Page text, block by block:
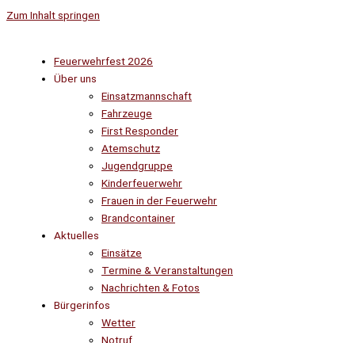
Zum Inhalt springen
Feuerwehrfest 2026
Über uns
Einsatzmannschaft
Fahrzeuge
First Responder
Atemschutz
Jugendgruppe
Kinderfeuerwehr
Frauen in der Feuerwehr
Brandcontainer
Aktuelles
Einsätze
Termine & Veranstaltungen
Nachrichten & Fotos
Bürgerinfos
Wetter
Notruf